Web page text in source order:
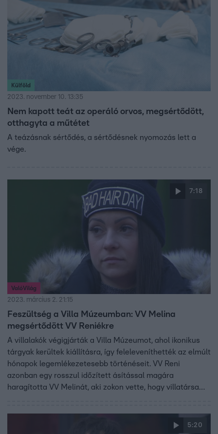
Külföld
2023. november 10. 13:35
Nem kapott teát az operáló orvos, megsértődött,
otthagyta a műtétet
A teázásnak sértődés, a sértődésnek nyomozás lett a
vége.
7:18
ValóVilág
2023. március 2. 21:15
Feszültség a Villa Múzeumban: VV Melina
megsértődött VV Reniékre
A villalakók végigjárták a Villa Múzeumot, ahol ikonikus
tárgyak kerültek kiállításra, így feleleveníthették az elmúlt
hónapok legemlékezetesebb történéseit. VV Reni
azonban egy rosszul időzített ásítással magára
haragította VV Melinát, aki zokon vette, hogy villatársa
5:20